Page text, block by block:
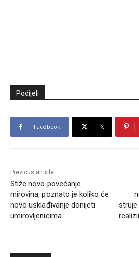
Podijeli
Facebook X
Previous article
Stiže novo povećanje
mirovina, poznato je koliko će
novo usklađivanje donijeti
umirovljenicima
struje